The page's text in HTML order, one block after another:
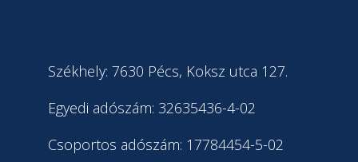
Székhely: 7630 Pécs, Koksz utca 127.
Egyedi adószám: 32635436-4-02
Csoportos adószám: 17784454-5-02